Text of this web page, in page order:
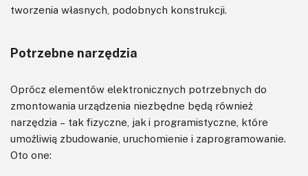
tworzenia własnych, podobnych konstrukcji.
Potrzebne narzędzia
Oprócz elementów elektronicznych potrzebnych do
zmontowania urządzenia niezbędne będą również
narzędzia – tak fizyczne, jak i programistyczne, które
umożliwią zbudowanie, uruchomienie i zaprogramowanie.
Oto one: